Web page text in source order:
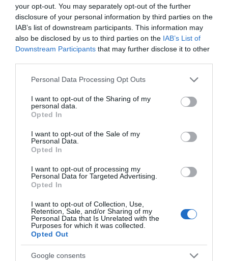
your opt-out. You may separately opt-out of the further
disclosure of your personal information by third parties on the
IAB’s list of downstream participants. This information may
also be disclosed by us to third parties on the IAB’s List of
Downstream Participants that may further disclose it to other
Please note that this website/app uses one or more Google
not limited to your visit or usage behaviour. You may click to
grant or deny consent to Google and its third-party tags to
use your data for below specified purposes in below Google
consent section.
Personal Data Processing Opt Outs
I want to opt-out of the Sharing of my
personal data.
Opted In
I want to opt-out of the Sale of my
Personal Data.
Opted In
I want to opt-out of processing my
Personal Data for Targeted Advertising.
Opted In
I want to opt-out of Collection, Use,
Retention, Sale, and/or Sharing of my
Personal Data that Is Unrelated with the
Purposes for which it was collected.
Opted Out
Google consents
Manna FM 98.6·Stefanovics Angéla - Reggeli Manna Hepi Endrével És Hudák Anitával 2020. 11. 02. - 8 óra
Forrás: Blikk
Megosztás: Facebook Twitter Pinterest
Címkék: szerelem,párkapcsolat,Stefanovics
Angéla,Szervét Tibor